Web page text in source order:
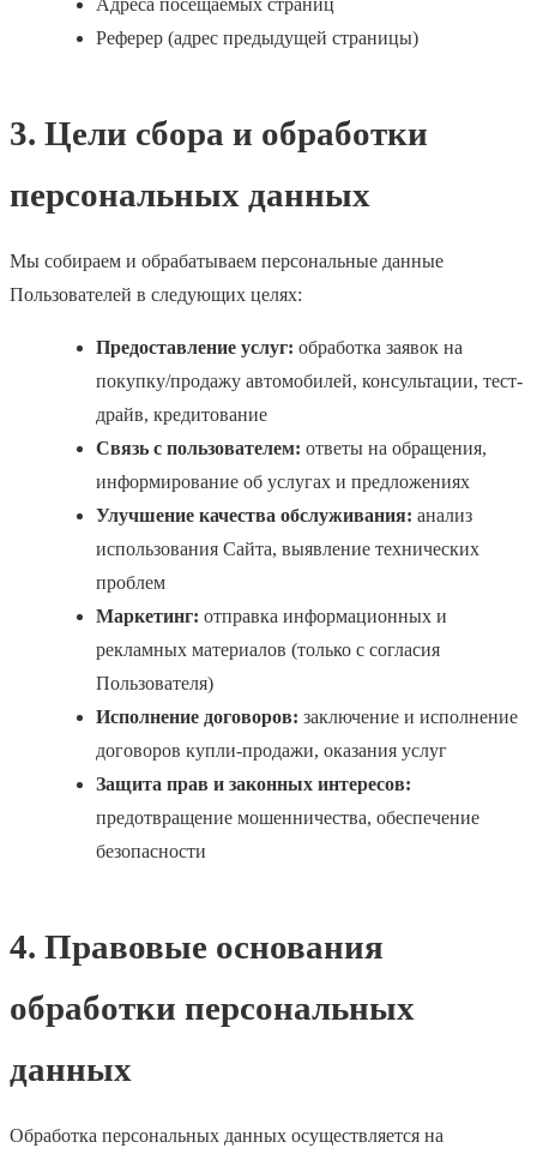
Адреса посещаемых страниц
Реферер (адрес предыдущей страницы)
3. Цели сбора и обработки
персональных данных
Мы собираем и обрабатываем персональные данные
Пользователей в следующих целях:
Предоставление услуг: обработка заявок на
покупку/продажу автомобилей, консультации, тест-
драйв, кредитование
Связь с пользователем: ответы на обращения,
информирование об услугах и предложениях
Улучшение качества обслуживания: анализ
использования Сайта, выявление технических
проблем
Маркетинг: отправка информационных и
рекламных материалов (только с согласия
Пользователя)
Исполнение договоров: заключение и исполнение
договоров купли-продажи, оказания услуг
Защита прав и законных интересов:
предотвращение мошенничества, обеспечение
безопасности
4. Правовые основания
обработки персональных
данных
Обработка персональных данных осуществляется на